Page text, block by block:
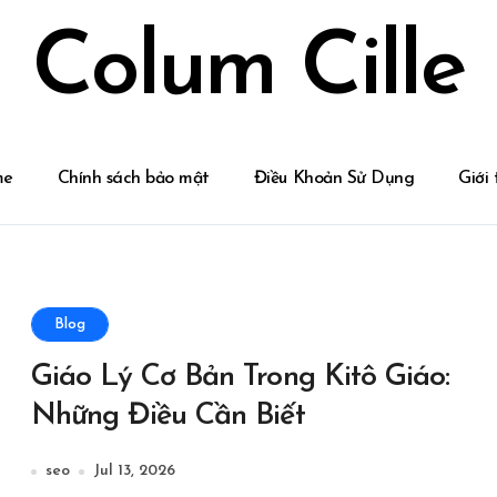
Colum Cille
Chính sách bảo mật Điều Khoản Sử Dụng Giới
Blog
Giáo Lý Cơ Bản Trong Kitô Giáo:
Những Điều Cần Biết
seo Jul 13, 2026